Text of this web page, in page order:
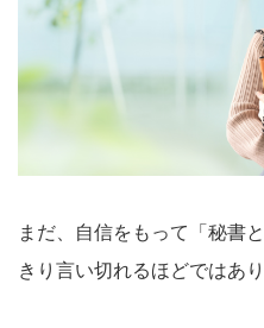
まだ、自信をもって「秘書
きり言い切れるほどではあり